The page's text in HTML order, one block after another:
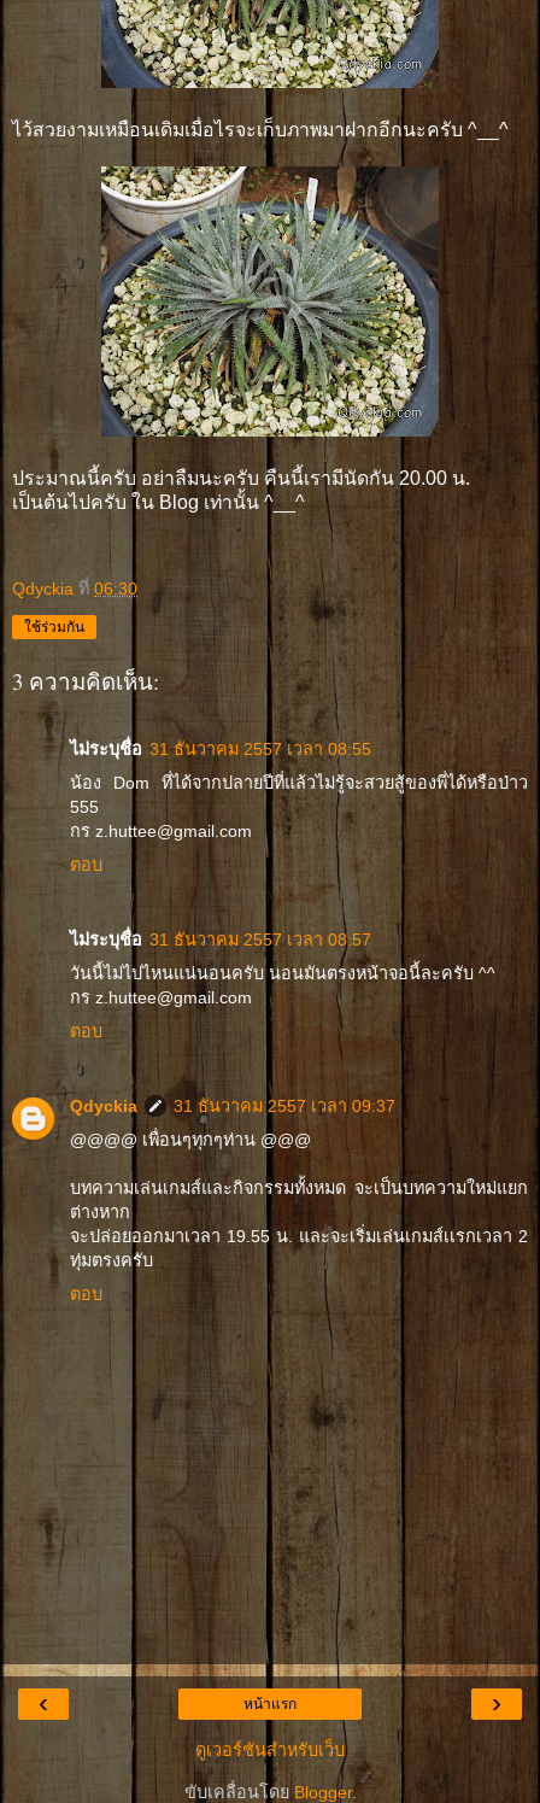
ไว้สวยงามเหมือนเดิมเมื่อไรจะเก็บภาพมาฝากอีกนะครับ ^__^
ประมาณนี้ครับ อย่าลืมนะครับ คืนนี้เรามีนัดกัน 20.00 น.
เป็นต้นไปครับ ใน Blog เท่านั้น ^__^
Qdyckia ที่ 06:30
ใช้ร่วมกัน
3 ความคิดเห็น:
ไม่ระบุชื่อ 31 ธันวาคม 2557 เวลา 08:55
น้อง Dom ที่ได้จากปลายปีที่แล้วไม่รู้จะสวยสู้ของพี่ได้หรือป่าว
555
กร z.huttee@gmail.com
ตอบ
ไม่ระบุชื่อ 31 ธันวาคม 2557 เวลา 08:57
วันนี้ไม่ไปไหนแน่นอนครับ นอนมันตรงหน้าจอนี้ละครับ ^^
กร z.huttee@gmail.com
ตอบ
Qdyckia
31 ธันวาคม 2557 เวลา 09:37
@@@@ เพื่อนๆทุกๆท่าน @@@
บทความเล่นเกมส์และกิจกรรมทั้งหมด จะเป็นบทความใหม่แยก
ต่างหาก
จะปล่อยออกมาเวลา 19.55 น. และจะเริ่มเล่นเกมส์เเรกเวลา 2
ทุ่มตรงครับ
ตอบ
‹ ›
หน้าแรก
ดูเวอร์ชันสำหรับเว็บ
ขับเคลื่อนโดย Blogger.